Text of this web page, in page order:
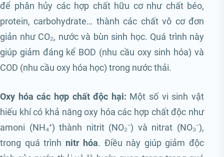
để phân hủy các hợp chất hữu cơ như chất béo,
protein, carbohydrate… thành các chất vô cơ đơn
giản như CO₂, nước và bùn sinh học. Quá trình này
giúp giảm đáng kể BOD (nhu cầu oxy sinh hóa) và
COD (nhu cầu oxy hóa học) trong nước thải.
Oxy hóa các hợp chất độc hại: Một số vi sinh vật
hiếu khí có khả năng oxy hóa các hợp chất độc như
amoni (NH₄⁺) thành nitrit (NO₂⁻) và nitrat (NO₃⁻),
trong quá trình nitr hóa. Điều này giúp giảm độc